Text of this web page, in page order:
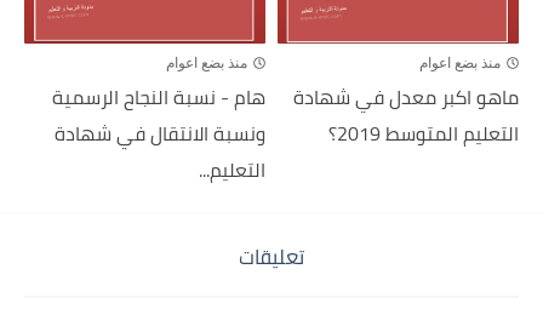
منذ بضع اعوام
ماهو اكبر معدل في شهادة
التعليم المتوسط 2019؟
منذ بضع اعوام
هام - نسبة النجاح الرسمية
ونسبة الانتقال في شهادة
التعليم...
تعليقات